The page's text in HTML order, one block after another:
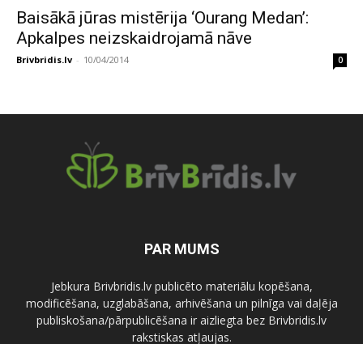
Baisākā jūras mistērija ‘Ourang Medan’:
Apkalpes neizskaidrojamā nāve
Brivbridis.lv - 10/04/2014 0
PAR MUMS
Jebkura Brivbridis.lv publicēto materiālu kopēšana,
modificēšana, uzglabāšana, arhivēšana un pilnīga vai daļēja
publiskošana/pārpublicēšana ir aizliegta bez Brivbridis.lv
rakstiskas atļaujas.